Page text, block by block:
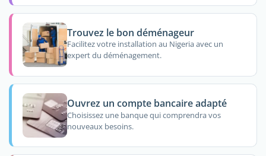
Trouvez le bon déménageur
Facilitez votre installation au Nigeria avec un
expert du déménagement.
Ouvrez un compte bancaire adapté
Choisissez une banque qui comprendra vos
nouveaux besoins.